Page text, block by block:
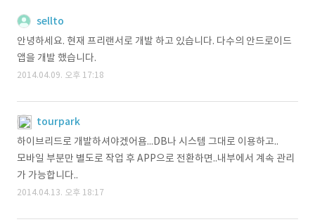
sellto
안녕하세요. 현재 프리랜서로 개발 하고 있습니다. 다수의 안드로이드
앱을 개발 했습니다.
2014.04.09. 오후 17:18
tourpark
하이브리드로 개발하셔야겠어욤...DB나 시스템 그대로 이용하고..
모바일 부분만 별도로 작업 후 APP으로 전환하면..내부에서 계속 관리
가 가능합니다..
2014.04.13. 오후 18:17